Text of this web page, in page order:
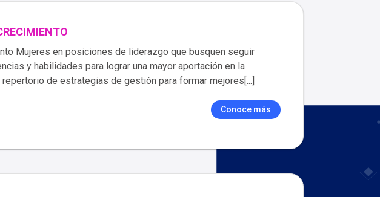
Mujeres en posiciones de liderazgo que busquen seguir
y habilidades para lograr una mayor aportación en la
de estrategias de gestión para formar mejores[...]
Conoce más